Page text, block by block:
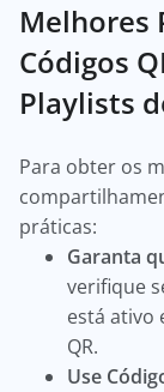
Melhores
Códigos
Playlists
Para obter os
práticas:
Garanta
verifique
está ativo
QR.
Use